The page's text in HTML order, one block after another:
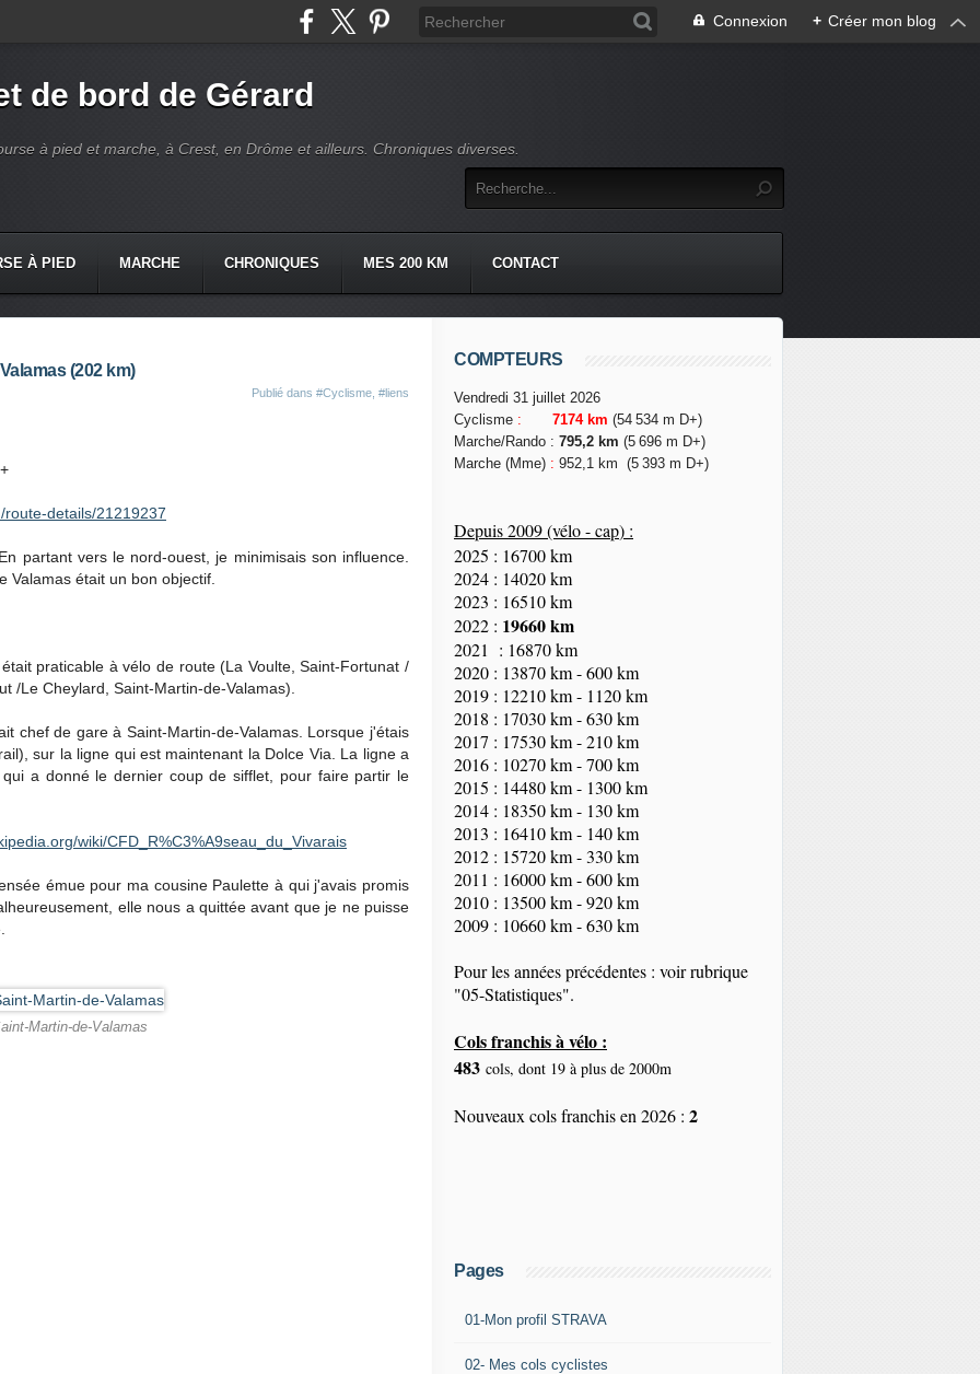
Connexion + Créer mon blog
de bord de Gérard
à pied et marche, à Crest, en Drôme et ailleurs. Chroniques diverses.
À PIED MARCHE CHRONIQUES MES 200 KM CONTACT
(202 km)
Publié dans #Cyclisme #liens
details/21219237
partant vers le nord-ouest, je minimisais son influence.
Valamas était un bon objectif.
praticable à vélo de route (La Voulte, Saint-Fortunat /
/Le Cheylard, Saint-Martin-de-Valamas).
chef de gare à Saint-Martin-de-Valamas. Lorsque j'étais
sur la ligne qui est maintenant la Dolce Via. La ligne a
a donné le dernier coup de sifflet, pour faire partir le
wiki/CFD_R%C3%A9seau_du_Vivarais
émue pour ma cousine Paulette à qui j'avais promis
elle nous a quittée avant que je ne puisse
Martin-de-Valamas
COMPTEURS
Vendredi 31 juillet 2026
Cyclisme : 7174 km (54 534 m D+)
Marche/Rando : 795,2 km (5 696 m D+)
Marche (Mme) : 952,1 km (5 393 m D+)
Depuis 2009 (vélo - cap) :
2025 : 16700 km
2024 : 14020 km
2023 : 16510 km
2022 : 19660 km
2021 : 16870 km
2020 : 13870 km - 600 km
2019 : 12210 km - 1120 km
2018 : 17030 km - 630 km
2017 : 17530 km - 210 km
2016 : 10270 km - 700 km
2015 : 14480 km - 1300 km
2014 : 18350km- 130 km
2013 : 16410 km - 140 km
2012 : 15720 km - 330 km
2011 : 16000 km - 600 km
2010 : 13500 km - 920 km
2009 : 10660 km - 630 km
Pour les années précédentes : voir rubrique
"05-Statistiques".
Cols franchis à vélo :
483 cols, dont 19 à plus de 2000m
Nouveaux cols franchis en 2026 : 2
Pages
01-Mon profil STRAVA
02- Mes cols cyclistes